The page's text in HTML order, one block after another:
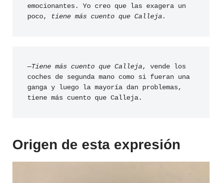
emocionantes. Yo creo que las exagera un
poco,
tiene más cuento que Calleja.
—Tiene más cuento que Calleja, vende los
coches de segunda mano como si fueran una
ganga y luego la mayoría dan problemas,
tiene más cuento que Calleja.
Origen de esta expresión